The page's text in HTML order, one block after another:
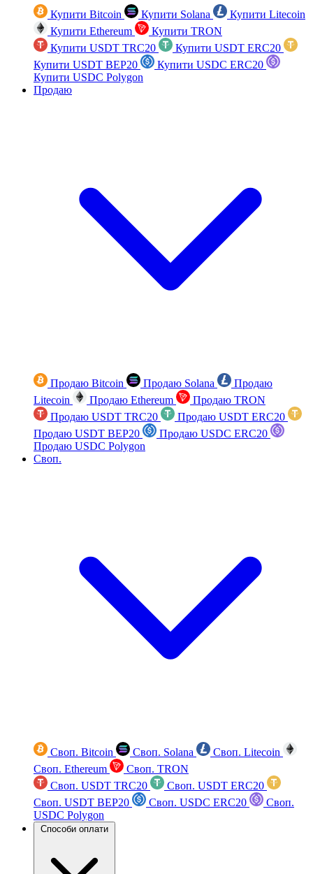
Купити Bitcoin Купити Solana
Купити Litecoin
Купити Ethereum
Купити TRON
Купити USDT TRC20
Купити USDT ERC20
Купити USDT BEP20
Купити USDC ERC20
Купити USDC Polygon
Продаю
Продаю Bitcoin Продаю Solana
Продаю
Litecoin
Продаю Ethereum
Продаю TRON
Продаю USDT TRC20
Продаю USDT ERC20
Продаю USDT BEP20
Продаю USDC ERC20
Продаю USDC Polygon
Своп.
Своп. Bitcoin Своп. Solana
Своп. Litecoin
Своп. Ethereum
Своп. TRON
Своп. USDT TRC20
Своп. USDT ERC20
Своп. USDT BEP20
Своп. USDC ERC20
Своп.
USDC Polygon
Способи оплати